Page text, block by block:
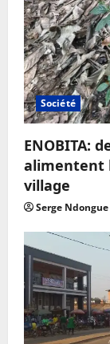
Société
ENOBITA:
alimentent
village
Serge Ndongue